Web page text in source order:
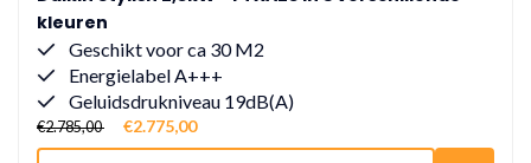
kleuren
Geschikt voor ca 30 M2
Energielabel A+++
Geluidsdrukniveau 19dB(A)
€2.785,00 €2.775,00